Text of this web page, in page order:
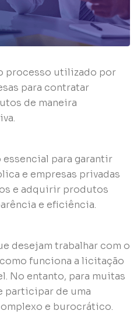
processo utilizado por
para contratar
de maneira
para garantir
e empresas privadas
e adquirir produtos
e eficiência.
desejam trabalhar com o
funciona a licitação
No entanto, para muitas
participar de uma
e burocrático.